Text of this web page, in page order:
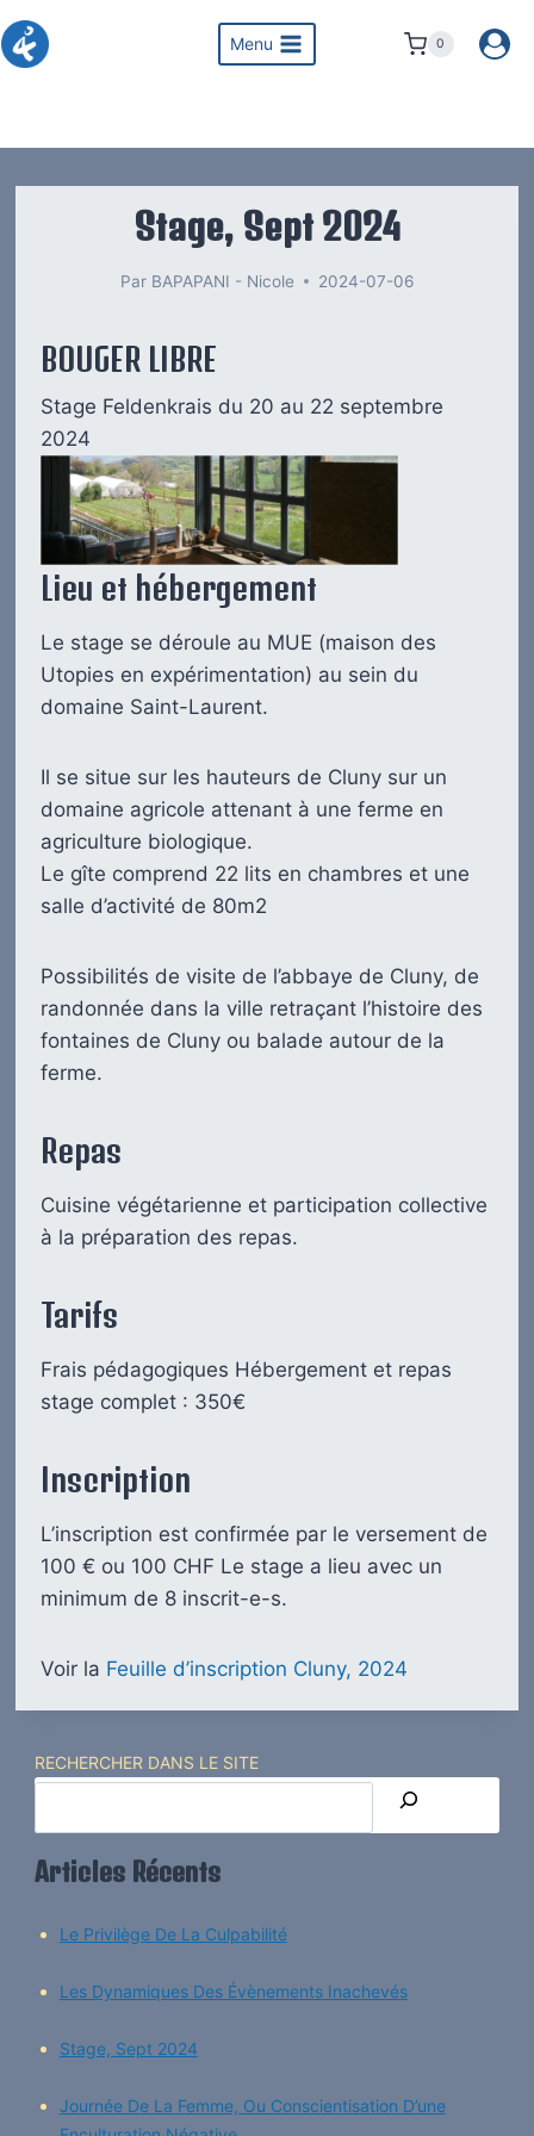
Menu 0
Stage, Sept 2024
Par BAPAPANI - Nicole 2024-07-06
BOUGER LIBRE
Stage Feldenkrais du 20 au 22 septembre
2024
Lieu et hébergement
Le stage se déroule au MUE (maison des
Utopies en expérimentation) au sein du
domaine Saint-Laurent.
Il se situe sur les hauteurs de Cluny sur un
domaine agricole attenant à une ferme en
agriculture biologique.
Le gîte comprend 22 lits en chambres et une
salle d’activité de 80m2
Possibilités de visite de l’abbaye de Cluny, de
randonnée dans la ville retraçant l’histoire des
fontaines de Cluny ou balade autour de la
ferme.
Repas
Cuisine végétarienne et participation collective
à la préparation des repas.
Tarifs
Frais pédagogiques Hébergement et repas
stage complet : 350€
Inscription
L’inscription est confirmée par le versement de
100 € ou 100 CHF Le stage a lieu avec un
minimum de 8 inscrit-e-s.
Voir la Feuille d’inscription Cluny, 2024
RECHERCHER DANS LE SITE
Articles Récents
Le Privilège De La Culpabilité
Les Dynamiques Des Évènements Inachevés
Stage, Sept 2024
Journée De La Femme, Ou Conscientisation D’une